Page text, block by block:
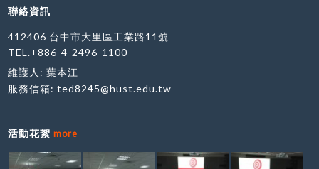
聯絡資訊
412406 台中市大里區工業路11號
TEL.+886-4-2496-1100
維護人: 葉本江
服務信箱:ted8245@hust.edu.tw
活動花絮more